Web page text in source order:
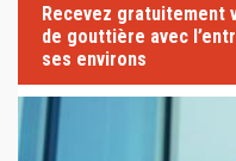
Recevez gratuitement
de gouttière avec
ses environs